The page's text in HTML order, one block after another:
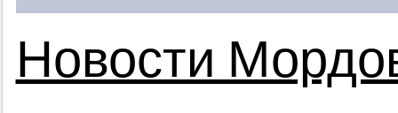
Новости